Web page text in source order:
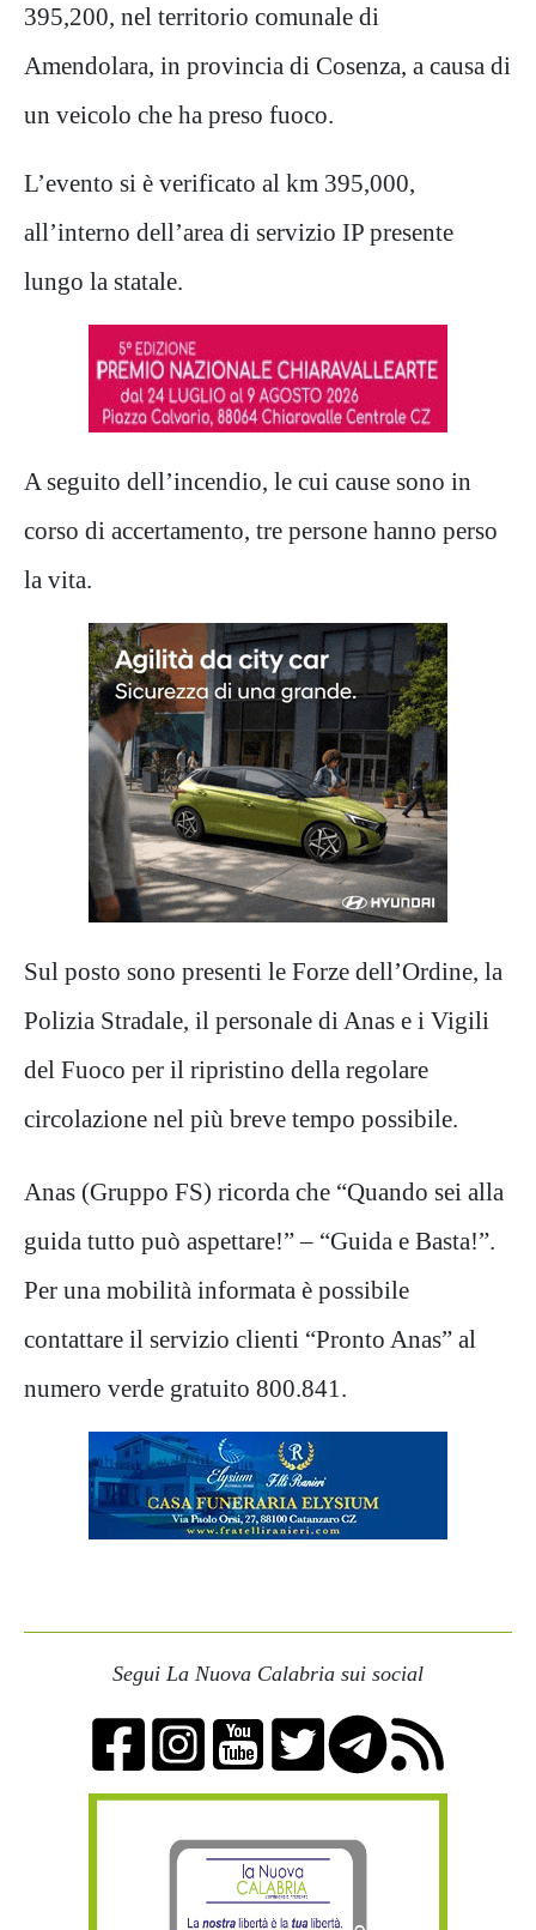
395,200, nel territorio comunale di
Amendolara, in provincia di Cosenza, a causa di
un veicolo che ha preso fuoco.
L’evento si è verificato al km 395,000,
all’interno dell’area di servizio IP presente
lungo la statale.
A seguito dell’incendio, le cui cause sono in
corso di accertamento, tre persone hanno perso
la vita.
Sul posto sono presenti le Forze dell’Ordine, la
Polizia Stradale, il personale di Anas e i Vigili
del Fuoco per il ripristino della regolare
circolazione nel più breve tempo possibile.
Anas (Gruppo FS) ricorda che “Quando sei alla
guida tutto può aspettare!” – “Guida e Basta!”.
Per una mobilità informata è possibile
contattare il servizio clienti “Pronto Anas” al
numero verde gratuito 800.841.
Segui La Nuova Calabria sui social